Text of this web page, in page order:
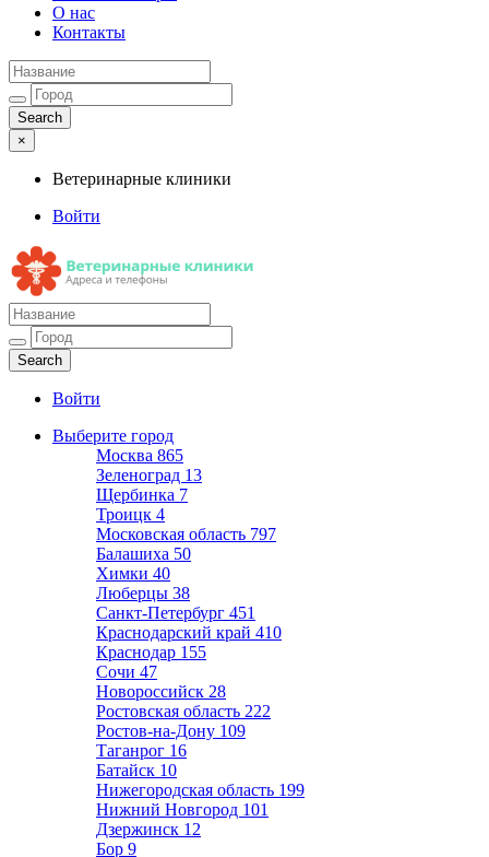
О нас
Контакты
×
Ветеринарные клиники
Войти
Ветеринарные клиники
Адреса и телефоны
Войти
Выберите город
Москва 865
Зеленоград 13
Щербинка 7
Троицк 4
Московская область 797
Балашиха 50
Химки 40
Люберцы 38
Санкт-Петербург 451
Краснодарский край 410
Краснодар 155
Сочи 47
Новороссийск 28
Ростовская область 222
Ростов-на-Дону 109
Таганрог 16
Батайск 10
Нижегородская область 199
Нижний Новгород 101
Дзержинск 12
Бор 9